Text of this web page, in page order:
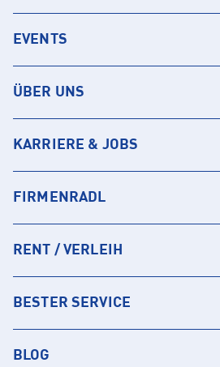
EVENTS
ÜBER UNS
KARRIERE & JOBS
FIRMENRADL
RENT / VERLEIH
BESTER SERVICE
BLOG